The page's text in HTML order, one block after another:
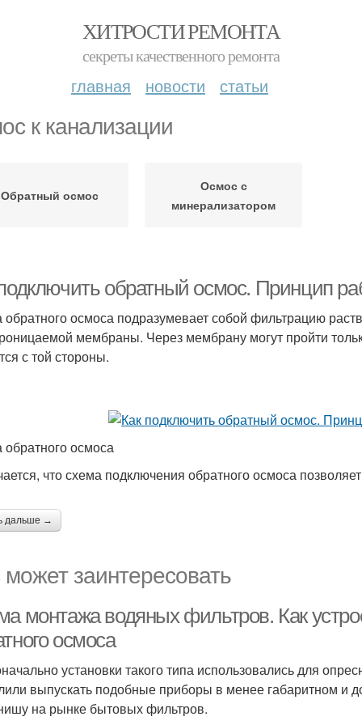
ХИТРОСТИ РЕМОНТА
секреты качественного ремонта
главная новости статьи
к канализации
Обратный осмос
Осмос с
минерализатором
обратный осмос. Принцип
осмоса подразумевает собой фильтрацию
мембраны. Через мембрану могут пройти
с той стороны.
осмоса
что схема подключения обратного осмоса
дальше →
заинтересовать
монтажа водяных фильтров. Как
осмоса
установки такого типа использовались для
выпускать подобные приборы в менее габаритном и
на рынке бытовых фильтров.